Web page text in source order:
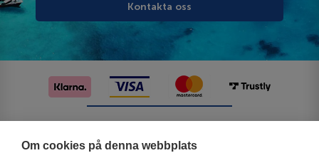
Om cookies på denna webbplats
Kontakta oss